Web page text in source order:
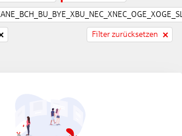
Filter zurücksetzen